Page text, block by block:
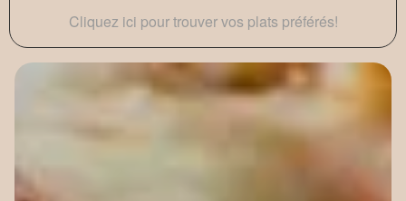
Cliquez ici pour trouver vos plats préférés!